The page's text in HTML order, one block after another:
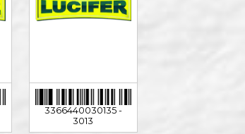
3366440030135 -
3013